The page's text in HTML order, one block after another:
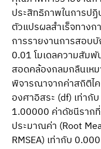
ประสิทธิภาพในการ
ตัวแปรผลสำเร็จทาง
การรายงานการสอ
0.01 โมเดลความสัม
สอดคล้องกลมกลืนเห
พิจารณาจากค่าสถิติไ
องศาอิสระ (df) เท่ากั
1.00000 ค่าดัชนีราก
ประมาณค่า (Root
RMSEA) เท่ากับ 0.000